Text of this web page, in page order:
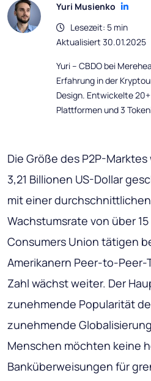
Yuri Musienko
Lesezeit: 5 min
Aktualisiert 30.01.2025
Yuri – CBDO bei
Erfahrung in der
Design. Entwickelte
Plattformen und 3
Die Größe des P2P-
3,21 Billionen US-Dollar
mit einer
Wachstumsrate von über
Consumers Union tätigen
Amerikanern Peer-to-
Zahl wächst weiter. Der
zunehmende Popularität
zunehmende
Menschen möchten keine
Banküberweisungen für